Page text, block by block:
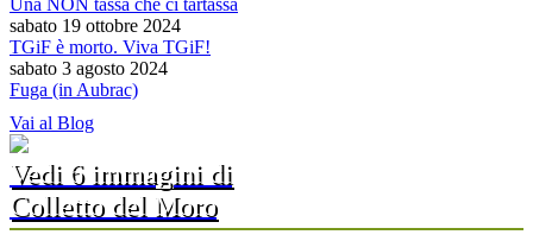
sabato 19 ottobre 2024
TGiF è morto. Viva TGiF!
sabato 3 agosto 2024
Fuga (in Aubrac)
Vai al Blog
Vedi 6 immagini di
Colletto del Moro